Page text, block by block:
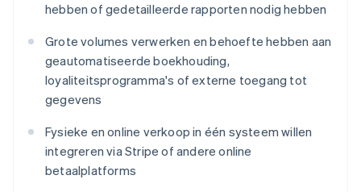
hebben of gedetailleerde rapporten nodig hebben
Grote volumes verwerken en behoefte hebben aan
geautomatiseerde boekhouding,
loyaliteitsprogramma's of externe toegang tot
gegevens
Fysieke en online verkoop in één systeem willen
integreren via Stripe of andere online
betaalplatforms